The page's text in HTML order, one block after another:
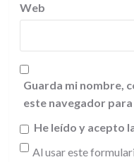
Web
Guarda mi nombre,
este navegador
He leído y acepto
Al usar este